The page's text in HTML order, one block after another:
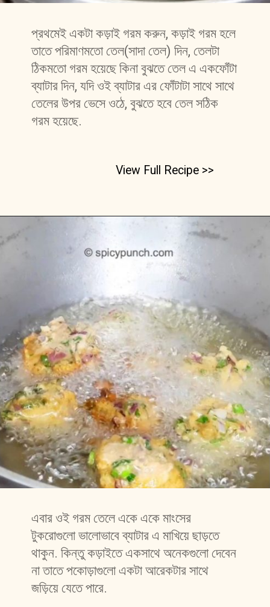
প্রথমেই একটা কড়াই গরম করুন, কড়াই গরম হলে
তাতে পরিমাণমতো তেল(সাদা তেল) দিন, তেলটা
ঠিকমতো গরম হয়েছে কিনা বুঝতে তেল এ একফোঁটা
ব্যাটার দিন, যদি ওই ব্যাটার এর ফোঁটাটা সাথে সাথে
তেলের উপর ভেসে ওঠে, বুঝতে হবে তেল সঠিক
গরম হয়েছে.
View Full Recipe >>
এবার ওই গরম তেলে একে একে মাংসের
টুকরোগুলো ভালোভাবে ব্যাটার এ মাখিয়ে ছাড়তে
থাকুন. কিন্তু কড়াইতে একসাথে অনেকগুলো দেবেন
না তাতে পকোড়াগুলো একটা আরেকটার সাথে
জড়িয়ে যেতে পারে.